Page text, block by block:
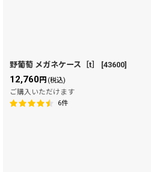
野葡萄 メガネケース［t］ [43600]
12,760円 (税込)
ご購入いただけます
6件